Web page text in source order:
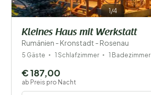
1/4
Kleines Haus mit Werkstatt
Rumänien - Kronstadt - Rosenau
5 Gäste 1 Schlafzimmer 1 Badezimmer
€ 187,00
ab Preis pro Nacht